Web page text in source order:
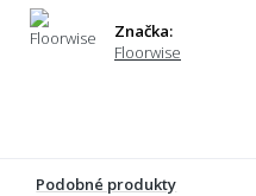
Značka:
Floorwise
Podobné produkty